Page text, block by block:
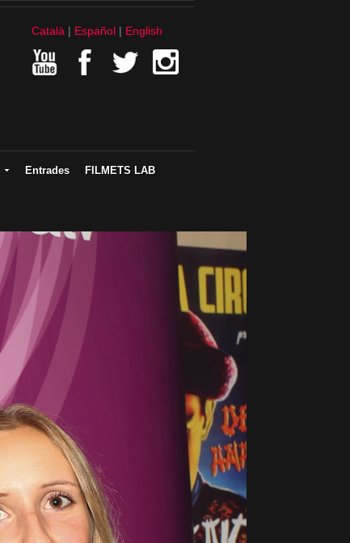
Català Español English
Entrades FILMETS LAB